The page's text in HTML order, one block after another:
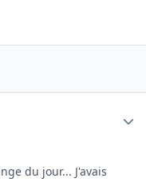
du jour... J'avais